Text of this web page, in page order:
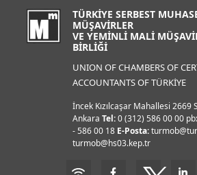
TÜRKİYE SERBEST
MÜŞAVİRLER
VE YEMİNLİ MALİ
BİRLİĞİ
UNION OF CHAMBERS OF
ACCOUNTANTS OF TÜRKİYE
İncek Kızılcaşar Mahallesi 2669
AnkaraTel:0 (312) 586 00 00
- 586 00 18 E-Posta:
turmob@hs03.kep.tr